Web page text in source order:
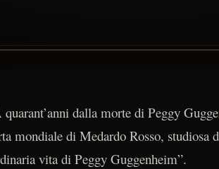
dalla morte di Peggy
mondiale di Medardo Rosso, studiosa
vita di Peggy Guggenheim”.